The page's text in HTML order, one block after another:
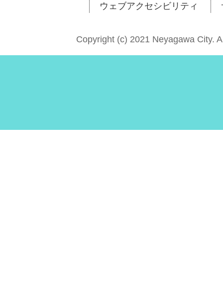
ウェブアクセシビリティ
Copyright (c) 2021 Neyagawa City.